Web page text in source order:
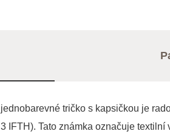
tričko s kapsičkou je
IFTH). Tato známka označuje